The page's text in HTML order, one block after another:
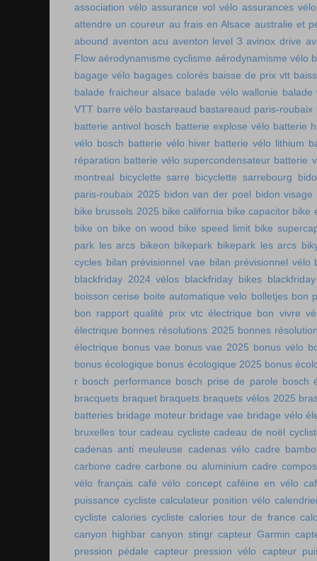
association vélo assurance vol vélo assurances vélo
attendre un coureur au frais en Alsace australie et
abound aventon acu aventon level 3 avinox drive
Flow aérodynamisme cyclisme aérodynamisme vélo
bagage vélo bagages colorés baisse de prix vtt
balade fraicheur alsace balade vélo wallonie balade
VTT barre vélo bastareaud bastareaud paris-roubaix
batterie antivol bosch batterie explose vélo batterie
vélo bosch batterie vélo hiver batterie vélo lithium
réparation batterie vélo supercondensateur batterie
montreal
bicyclette sarre bicyclette sarrebourg
paris-roubaix 2025 bidon van der poel bidon visage
bike brussels 2025 bike california bike capacitor bike
bike on bike on wood bike speed limit bike
park les arcs bikeon bikepark bikepark les arcs
cycles bilan prévisionnel vae bilan prévisionnel vélo
blackfriday 2024 vélos blackfriday bikes
boisson cerise boite automatique velo bolletjes bon
bon rapport qualité prix vtc électrique bon vivre
électrique bonnes résolutions 2025 bonnes
électrique bonus vae bonus vae 2025 bonus vélo
bonus écologique bonus écologique 2025 bonus
r bosch performance bosch prise de parole bosch
bracquets braquet braquets braquets vélos 2025
batteries bridage moteur bridage vae bridage vélo
bruxelles tour cadeau cycliste cadeau de noël
cadenas anti meuleuse cadenas vélo cadre
carbone cadre carbone ou aluminium cadre
vélo français café vélo concept caféine en vélo
puissance cycliste calculateur position vélo
cycliste calories cycliste calories tour de france
canyon highbar canyon stingr capteur Garmin
pression pédale capteur pression vélo
capteur